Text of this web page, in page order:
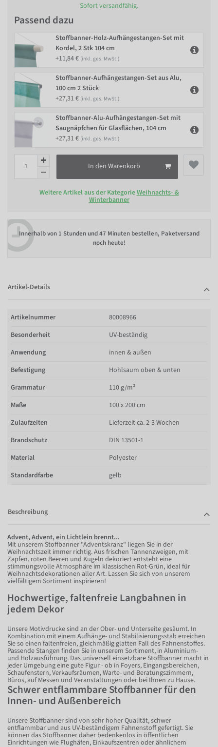
Sofort versandfähig.
Passend dazu
Stoffbanner-Holz-Aufhängestangen-Set mit
Kordel, 2 Stk 104 cm
+11,84 € (inkl. ges. MwSt.)
Stoffbanner-Aufhängestangen-Set aus Alu,
100 cm 2 Stück
+27,31 € (inkl. ges. MwSt.)
Stoffbanner-Alu-Aufhängestangen-Set mit
Saugnäpfchen für Glasflächen, 104 cm
+27,31 € (inkl. ges. MwSt.)
In den Warenkorb
Weitere Artikel aus der KategorieWeihnachts- &
Winterbanner
Innerhalb von 1 Stunden und 47 Minuten bestellen, Paketversand
noch heute!
Artikel-Details
Artikelnummer
80008966
Besonderheit
UV-beständig
Anwendung
innen & außen
Befestigung
Hohlsaum oben & unten
Grammatur
110 g/m²
Maße
100 x 200 cm
Zulaufzeiten
Lieferzeit ca. 2-3 Wochen
Brandschutz
DIN 13501-1
Material
Polyester
Standardfarbe
gelb
Beschreibung
Advent, Advent, ein Lichtlein brennt...
Mit unserem Stoffbanner "Adventskranz" liegen Sie in der
Weihnachtszeit immer richtig. Aus frischen Tannenzweigen, mit
Zapfen, roten Beeren und Kugeln dekoriert entsteht eine
stimmungsvolle Atmosphäre im klassischen Rot-Grün, ideal für
Weihnachtsdekorationen aller Art. Lassen Sie sich von unserem
vielfältigem Sortiment inspirieren!
Hochwertige, faltenfreie Langbahnen in
jedem Dekor
Unsere Motivdrucke sind an der Ober- und Unterseite gesäumt. In
Kombination mit einem Aufhänge- und Stabilisierungsstab erreichen
Sie so einen faltenfreien, gleichmäßig glatten Fall des Fahnenstoffes.
Passende Stangen finden Sie in unserem Sortiment, in Aluminium-
und Holzausführung. Das universell einsetzbare Stoffbanner macht in
jeder Umgebung eine gute Figur - ob in Foyers, Eingangsbereichen,
Schaufenstern, Verkaufsräumen, Warte- und Beratungszimmern,
Büros, auf Messen und Veranstaltungen oder bei Ihnen zu Hause.
Schwer entflammbare Stoffbanner für den
Innen- und Außenbereich
Unsere Stoffbanner sind von sehr hoher Qualität, schwer
entflammbar und aus UV-beständigem Fahnenstoff gefertigt. Sie
können das Stoffbanner daher bedenkenlos in öffentlichen
Einrichtungen wie Flughäfen, Einkaufszentren oder ähnlichem